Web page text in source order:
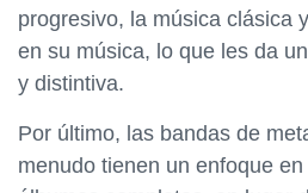
progresivo, la música clásica
en su música, lo que les da
y distintiva.
Por último, las bandas de
menudo tienen un enfoque